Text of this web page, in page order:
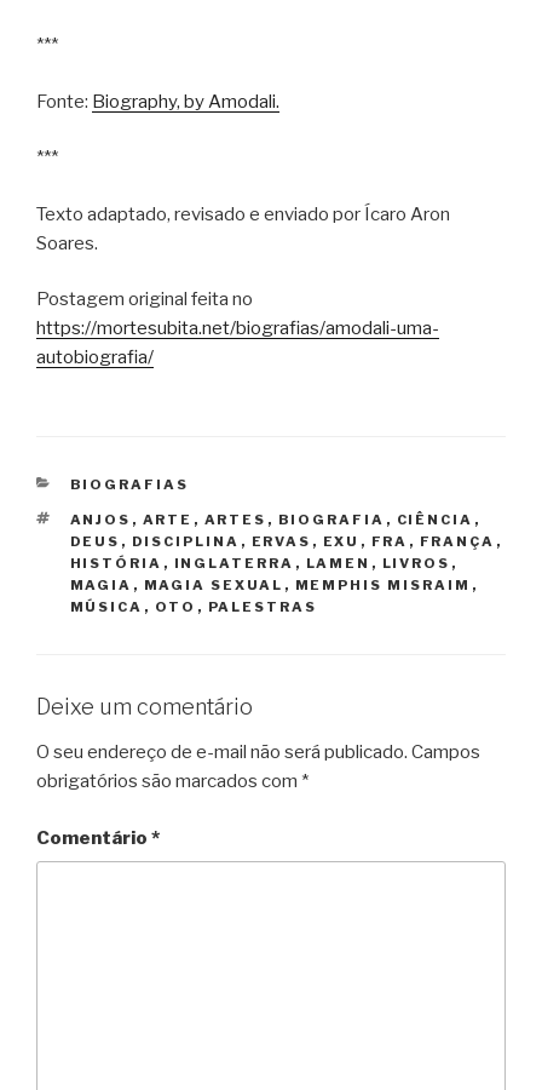
***
Fonte: Biography, by Amodali.
***
Texto adaptado, revisado e enviado por Ícaro Aron
Soares.
Postagem original feita no
https://mortesubita.net/biografias/amodali-uma-
autobiografia/
CATEGORIAS
BIOGRAFIAS
TAGS
ANJOS , ARTE , ARTES , BIOGRAFIA , CIÊNCIA ,
DEUS , DISCIPLINA , ERVAS , EXU , FRA , FRANÇA ,
HISTÓRIA , INGLATERRA , LAMEN , LIVROS ,
MAGIA , MAGIA SEXUAL , MEMPHIS MISRAIM ,
MÚSICA , OTO , PALESTRAS
Deixe um comentário
O seu endereço de e-mail não será publicado. Campos
obrigatórios são marcados com *
Comentário *